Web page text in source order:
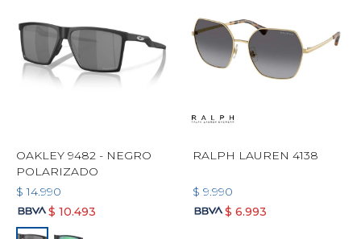
OAKLEY 9482 - NEGRO
POLARIZADO
$ 14.990
$ 10.493
RALPH LAUREN 4138
$ 9.990
$ 6.993